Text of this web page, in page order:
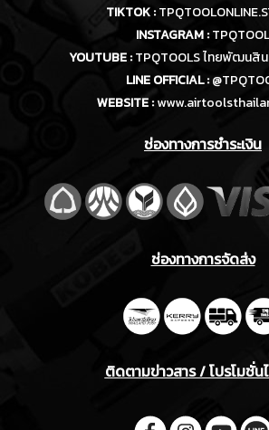
TIKTOK :
INSTAGRAM :TPQTOOL
YOUTUBE :TPQTOOLS ไทยพัฒนสิ
LINE OFFICIAL :
WEBSITE :
ช่องทางการชำระเงิน
ช่องทางการจัดส่ง
ติดตามข่าวสาร / โปรโมชั่น